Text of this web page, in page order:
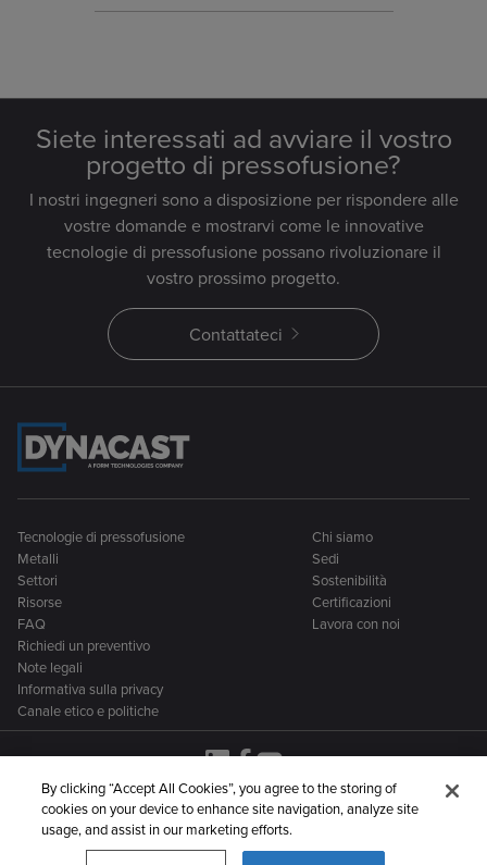
Siete interessati ad avviare il vostro
progetto di pressofusione?
I nostri ingegneri sono a disposizione per rispondere alle
vostre domande e mostrarvi come le innovative
tecnologie di pressofusione possano rivoluzionare il
vostro prossimo progetto.
Contattateci
Tecnologie di pressofusione
Metalli
Settori
Risorse
FAQ
Chi siamo
Sedi
Sostenibilità
Certificazioni
Lavora con noi
Richiedi un preventivo
Note legali
Informativa sulla privacy
Canale etico e politiche
Dynacast fa parte di una più ampia famiglia di aziende
By clicking “Accept All Cookies”, you agree to the storing of
cookies on your device to enhance site navigation, analyze site
usage, and assist in our marketing efforts.